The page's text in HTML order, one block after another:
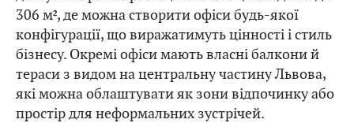
306 м², де можна створити офіси будь-якої
конфігурації, що виражатимуть цінності і стиль
бізнесу. Окремі офіси мають власні балкони й
тераси з видом на центральну частину Львова,
які можна облаштувати як зони відпочинку або
простір для неформальних зустрічей.